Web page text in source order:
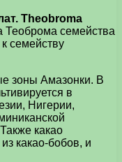
Theobroma
Теоброма семейства
семейству
зоны Амазонки. В
в
Нигерии,
какао
какао-бобов, и